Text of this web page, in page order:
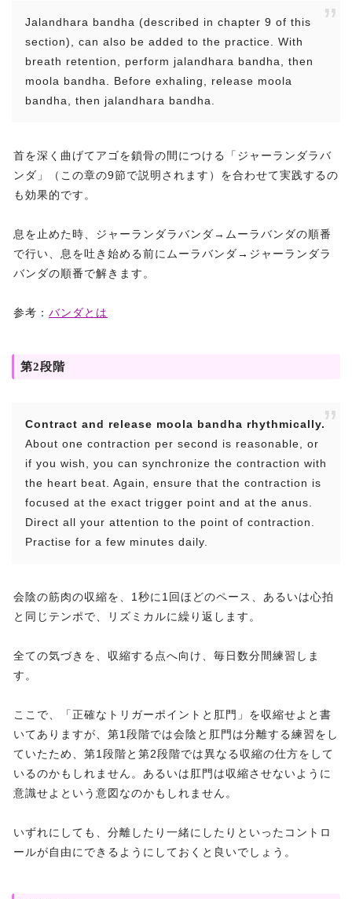
Jalandhara bandha (described in chapter 9 of this
section), can also be added to the practice. With
breath retention, perform jalandhara bandha, then
moola bandha. Before exhaling, release moola
bandha, then jalandhara bandha.
首を深く曲げてアゴを鎖骨の間につける「ジャーランダラバ
ンダ」（この章の9節で説明されます）を合わせて実践するの
も効果的です。
息を止めた時、ジャーランダラバンダ→ムーラバンダの順番
で行い、息を吐き始める前にムーラバンダ→ジャーランダラ
バンダの順番で解きます。
参考： バンダとは
第2段階
Contract and release moola bandha rhythmically.
About one contraction per second is reasonable, or
if you wish, you can synchronize the contraction with
the heart beat. Again, ensure that the contraction is
focused at the exact trigger point and at the anus.
Direct all your attention to the point of contraction.
Practise for a few minutes daily.
会陰の筋肉の収縮を、1秒に1回ほどのペース、あるいは心拍
と同じテンポで、リズミカルに繰り返します。
全ての気づきを、収縮する点へ向け、毎日数分間練習しま
す。
ここで、「正確なトリガーポイントと肛門」を収縮せよと書
いてありますが、第1段階では会陰と肛門は分離する練習をし
ていたため、第1段階と第2段階では異なる収縮の仕方をして
いるのかもしれません。あるいは肛門は収縮させないように
意識せよという意図なのかもしれません。
いずれにしても、分離したり一緒にしたりといったコントロ
ールが自由にできるようにしておくと良いでしょう。